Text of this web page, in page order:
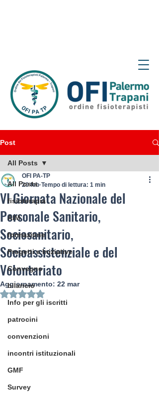
Post
All Posts
fisioterapia
AIM
formazione
Progetti e Iniziative
Convegno
bilancio
Info per gli iscritti
patrocini
convenzioni
incontri istituzionali
GMF
Survey
All Posts
VI Giornata Nazionale del
Personale Sanitario,
Sociosanitario,
Socioassistenziale e del
Volontariato
OFI PA-TP
20 feb Tempo di lettura: 1 min
Aggiornamento: 22 mar
Valutazione NaN stelle su 5.